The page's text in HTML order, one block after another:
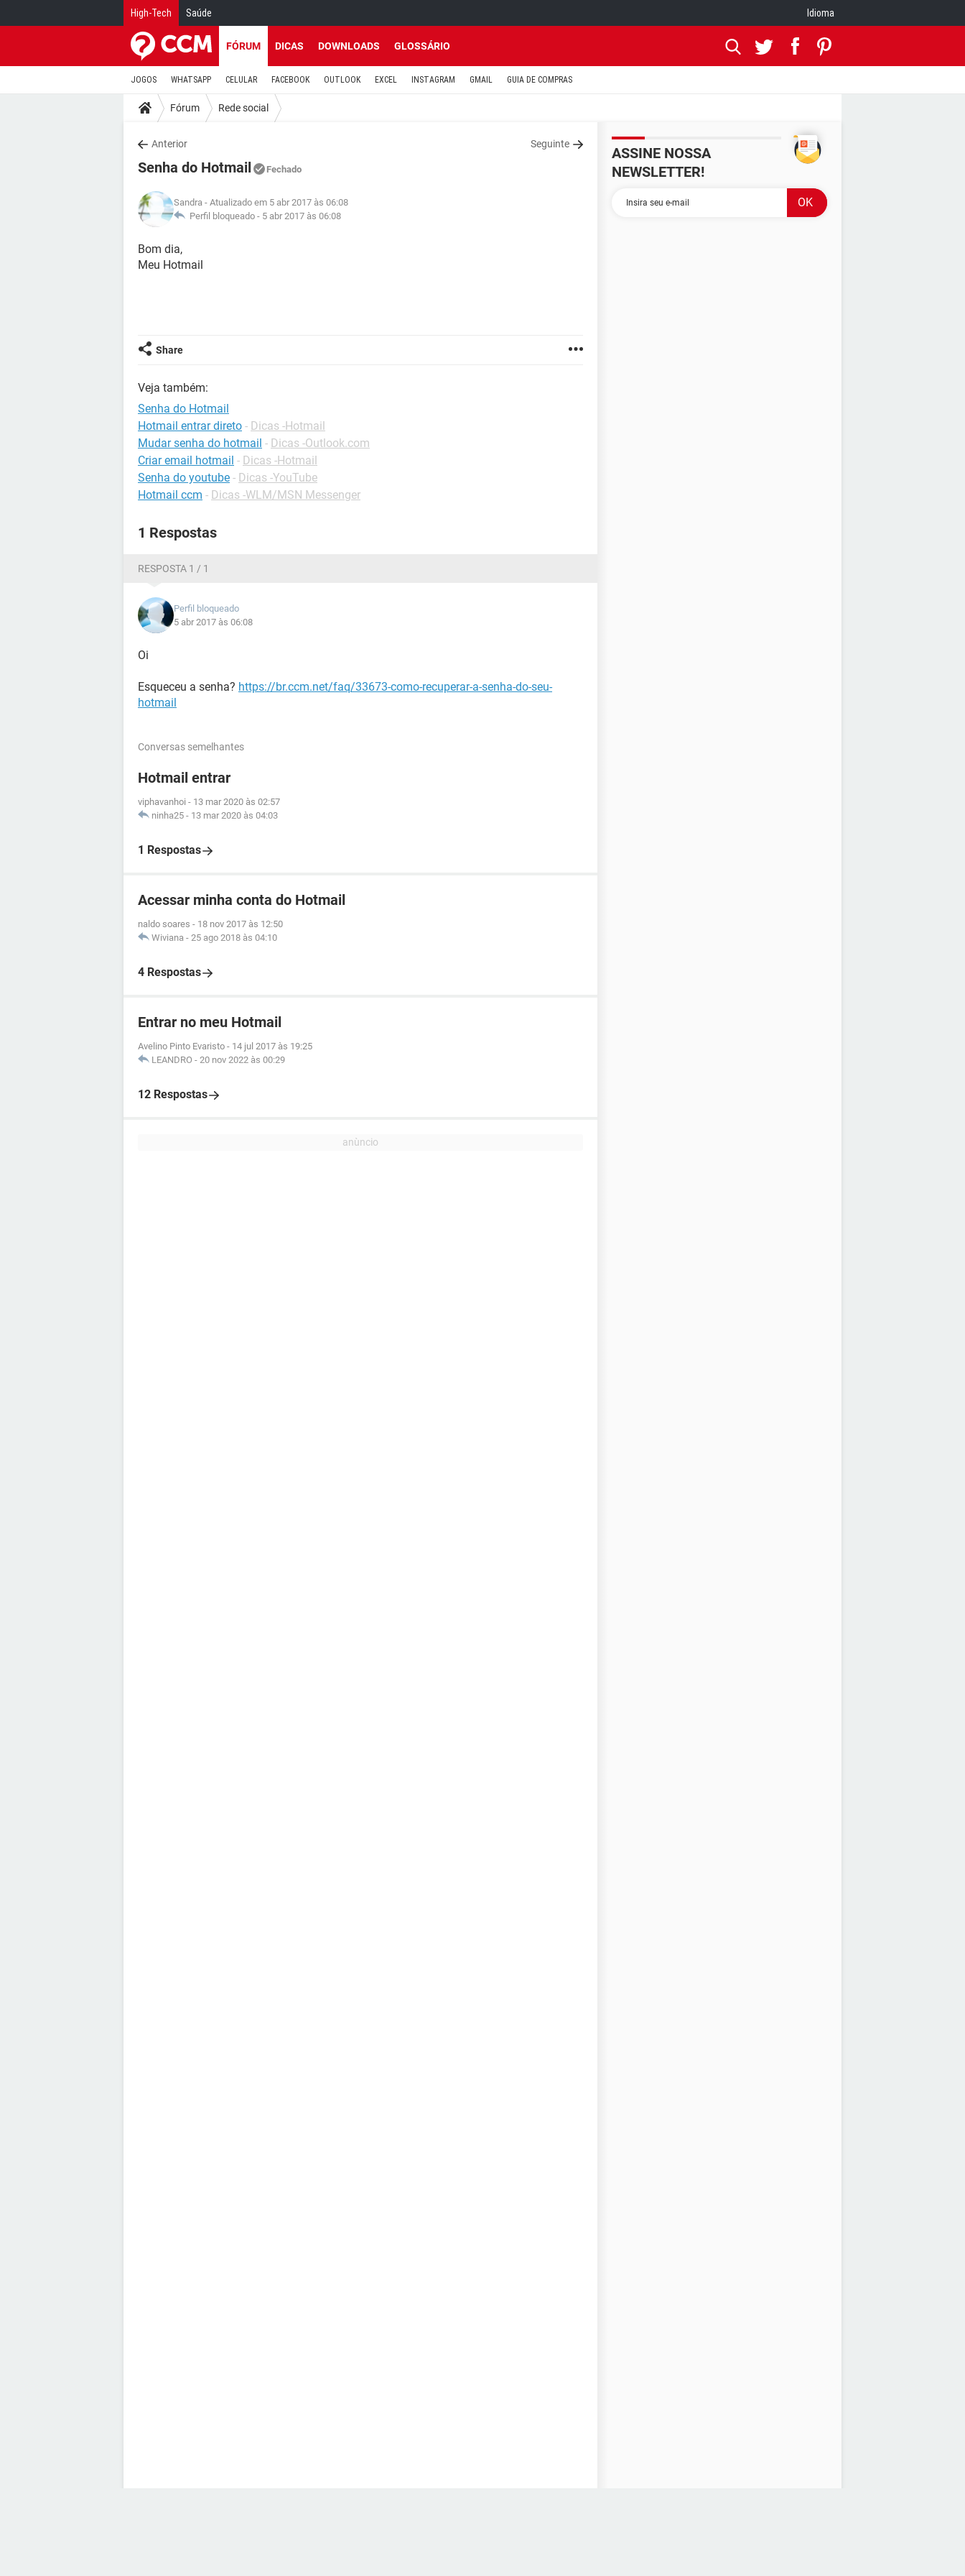
High-Tech Saúde Idioma
FÓRUM DICAS DOWNLOADS GLOSSÁRIO
JOGOS WHATSAPP CELULAR FACEBOOK OUTLOOK EXCEL INSTAGRAM GMAIL GUIA DE COMPRAS
Fórum Rede social
Anterior Seguinte
Senha do Hotmail Fechado
Sandra - Atualizado em 5 abr 2017 às 06:08
Perfil bloqueado - 5 abr 2017 às 06:08
Bom dia,
Meu Hotmail
Share
Veja também:
Senha do Hotmail
Hotmail entrar direto - Dicas -Hotmail
Mudar senha do hotmail - Dicas -Outlook.com
Criar email hotmail - Dicas -Hotmail
Senha do youtube - Dicas -YouTube
Hotmail ccm - Dicas -WLM/MSN Messenger
1 Respostas
RESPOSTA 1 / 1
Perfil bloqueado
5 abr 2017 às 06:08
Oi
Esqueceu a senha? https://br.ccm.net/faq/33673-como-recuperar-a-senha-do-seu-
hotmail
Conversas semelhantes
Hotmail entrar
viphavanhoi - 13 mar 2020 às 02:57
ninha25 - 13 mar 2020 às 04:03
1 Respostas
Acessar minha conta do Hotmail
naldo soares - 18 nov 2017 às 12:50
Wiviana - 25 ago 2018 às 04:10
4 Respostas
Entrar no meu Hotmail
Avelino Pinto Evaristo - 14 jul 2017 às 19:25
LEANDRO - 20 nov 2022 às 00:29
12 Respostas
ASSINE NOSSA
NEWSLETTER!